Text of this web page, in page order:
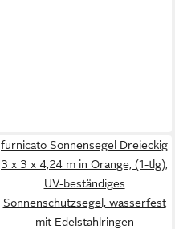
furnicato Sonnensegel Dreieckig
3 x 3 x 4,24 m in Orange, (1-tlg),
UV-beständiges
Sonnenschutzsegel, wasserfest
mit Edelstahlringen